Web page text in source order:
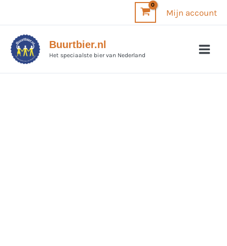
inhoud
Mijn account
Buurtbier.nl
Het speciaalste bier van Nederland